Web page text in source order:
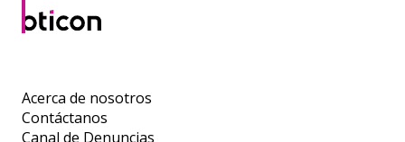
Acerca de nosotros
Contáctanos
Canal de Denuncias